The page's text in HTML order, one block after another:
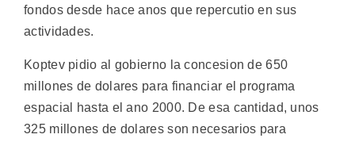
fondos desde hace anos que repercutio en sus
actividades.
Koptev pidio al gobierno la concesion de 650
millones de dolares para financiar el programa
espacial hasta el ano 2000. De esa cantidad, unos
325 millones de dolares son necesarios para